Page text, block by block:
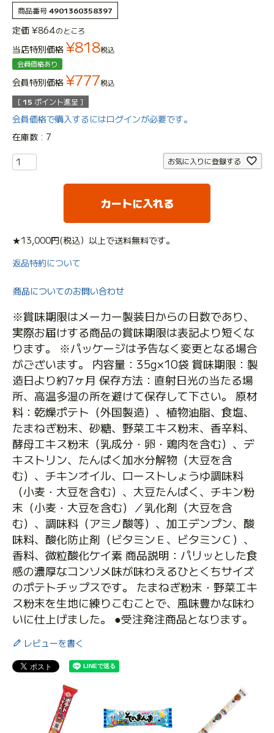
商品番号4901360358397
定価 ¥864のところ
当店特別価格 ¥818税込
会員価格あり
会員特別価格 ¥777税込
[15 ポイント進呈 ]
会員価格で購入するにはログインが必要です。
在庫数
7
お気に入りに登録する
カートに入れる
★13,000円(税込）以上で送料無料です。
返品特約について
商品についてのお問い合わせ
※賞味期限はメーカー製装日からの日数であり、
実際お届けする商品の賞味期限は表記より短くな
ります。 ※パッケージは予告なく変更となる場合
がございます。 内容量：35g×10袋 賞味期限：製
造日より約7ヶ月 保存方法：直射日光の当たる場
所、高温多湿の所を避けて保存して下さい。 原材
料：乾燥ポテト（外国製造）、植物油脂、食塩、
たまねぎ粉末、砂糖、野菜エキス粉末、香辛料、
酵母エキス粉末（乳成分・卵・鶏肉を含む）、デ
キストリン、たんぱく加水分解物（大豆を含
む）、チキンオイル、ローストしょうゆ調味料
（小麦・大豆を含む）、大豆たんぱく、チキン粉
末（小麦・大豆を含む）／乳化剤（大豆を含
む）、調味料（アミノ酸等）、加工デンプン、酸
味料、酸化防止剤（ビタミンＥ、ビタミンＣ）、
香料、微粒酸化ケイ素 商品説明：パリッとした食
感の濃厚なコンソメ味が味わえるひとくちサイズ
のポテトチップスです。 たまねぎ粉末・野菜エキ
ス粉末を生地に練りこむことで、風味豊かな味わ
いに仕上げました。 ●受注発注商品となります。
レビューを書く